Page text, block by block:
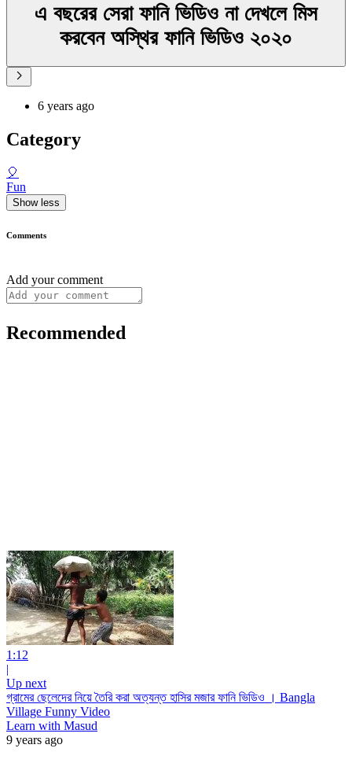
এ বছরের সেরা ফানি ভিডিও না দেখলে মিস
করবেন অস্থির ফানি ভিডিও ২০২০
6 years ago
Category
🎈
Fun
Show less
Comments
Add your comment
Recommended
1:12
|
Up next
গ্রামের ছেলেদের নিয়ে তৈরি করা অত্যন্ত হাসির মজার ফানি ভিডিও । Bangla
Village Funny Video
Learn with Masud
9 years ago